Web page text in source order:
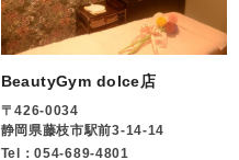
BeautyGym dolce店
〒426-0034
静岡県藤枝市駅前3-14-14
Tel：054-689-4801